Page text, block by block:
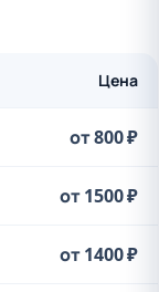
Цена
от 800 ₽
от 1500 ₽
от 1400 ₽